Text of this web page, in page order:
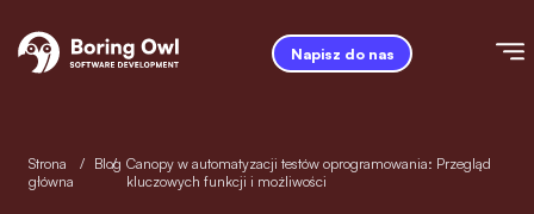
Napisz do nas
Strona
główna
/ Blog
/ Canopy w automatyzacji testów oprogramowania: Przegląd
kluczowych funkcji i możliwości